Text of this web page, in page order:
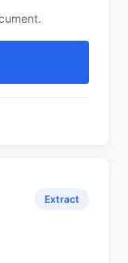
Extract